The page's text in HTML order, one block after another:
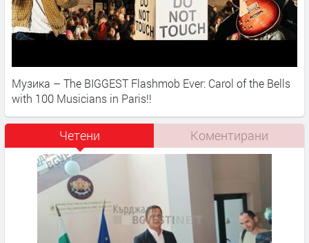
Музика – The BIGGEST Flashmob Ever: Carol of the Bells
with 100 Musicians in Paris!!
Четени Коментирани